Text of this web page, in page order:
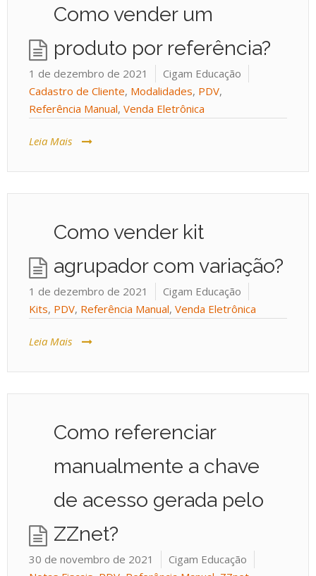
Como vender um
produto por referência?
1 de dezembro de 2021
Cigam Educação
Cadastro de Cliente, Modalidades, PDV,
Referência Manual, Venda Eletrônica
Leia Mais
Como vender kit
agrupador com variação?
1 de dezembro de 2021
Cigam Educação
Kits, PDV, Referência Manual, Venda Eletrônica
Leia Mais
Como referenciar
manualmente a chave
de acesso gerada pelo
ZZnet?
30 de novembro de 2021
Cigam Educação